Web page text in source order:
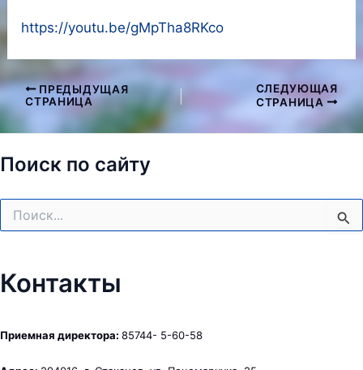
https://youtu.be/gMpTha8RKco
Навигация
по
записям
ПРЕДЫДУЩАЯ
СТРАНИЦА
СЛЕДУЮЩАЯ
СТРАНИЦА
Поиск по сайту
Контакты
Приемная директора: 85744- 5-60-58